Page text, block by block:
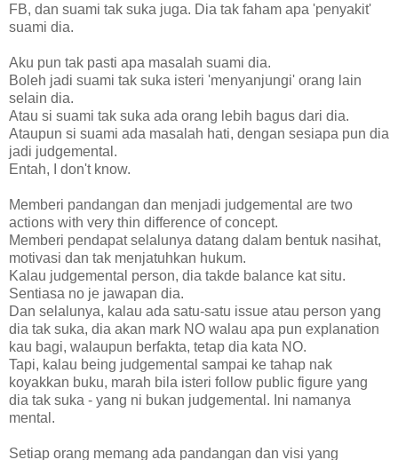
FB, dan suami tak suka juga. Dia tak faham apa 'penyakit'
suami dia.
Aku pun tak pasti apa masalah suami dia.
Boleh jadi suami tak suka isteri 'menyanjungi' orang lain
selain dia.
Atau si suami tak suka ada orang lebih bagus dari dia.
Ataupun si suami ada masalah hati, dengan sesiapa pun dia
jadi judgemental.
Entah, I don't know.
Memberi pandangan dan menjadi judgemental are two
actions with very thin difference of concept.
Memberi pendapat selalunya datang dalam bentuk nasihat,
motivasi dan tak menjatuhkan hukum.
Kalau judgemental person, dia takde balance kat situ.
Sentiasa no je jawapan dia.
Dan selalunya, kalau ada satu-satu issue atau person yang
dia tak suka, dia akan mark NO walau apa pun explanation
kau bagi, walaupun berfakta, tetap dia kata NO.
Tapi, kalau being judgemental sampai ke tahap nak
koyakkan buku, marah bila isteri follow public figure yang
dia tak suka - yang ni bukan judgemental. Ini namanya
mental.
Setiap orang memang ada pandangan dan visi yang